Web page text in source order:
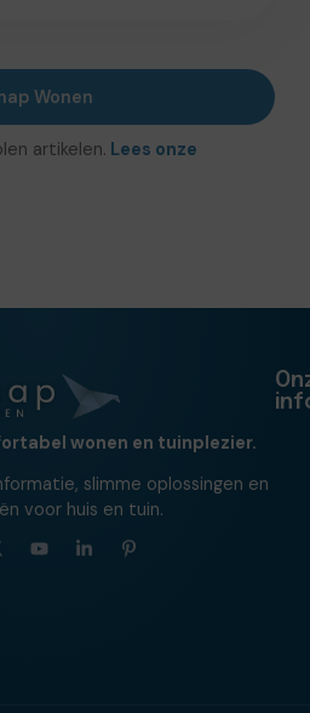
Wonen
artikelen. Lees onze
wonen en tuinplezier.
slimme oplossingen en
voor huis en tuin.